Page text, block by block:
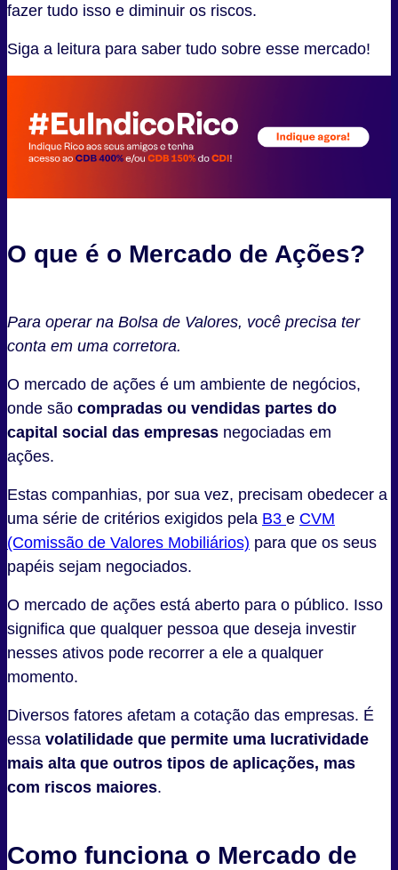
fazer tudo isso e diminuir os riscos.
Siga a leitura para saber tudo sobre esse mercado!
O que é o Mercado de Ações?
Para operar na Bolsa de Valores, você precisa ter
conta em uma corretora.
O mercado de ações é um ambiente de negócios,
onde são compradas ou vendidas partes do
capital social das empresas negociadas em
ações.
Estas companhias, por sua vez, precisam obedecer a
uma série de critérios exigidos pela B3 e CVM
(Comissão de Valores Mobiliários) para que os seus
papéis sejam negociados.
O mercado de ações está aberto para o público. Isso
significa que qualquer pessoa que deseja investir
nesses ativos pode recorrer a ele a qualquer
momento.
Diversos fatores afetam a cotação das empresas. É
essa volatilidade que permite uma lucratividade
mais alta que outros tipos de aplicações, mas
com riscos maiores.
Como funciona o Mercado de